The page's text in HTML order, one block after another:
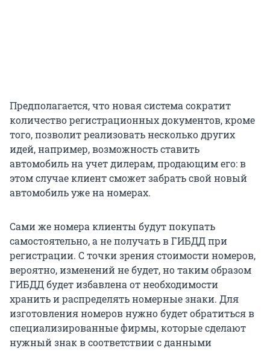
Предполагается, что новая система сократит
количество регистрационных документов, кроме
того, позволит реализовать несколько других
идей, например, возможность ставить
автомобиль на учет дилерам, продающим его: в
этом случае клиент сможет забрать свой новый
автомобиль уже на номерах.
Сами же номера клиенты будут покупать
самостоятельно, а не получать в ГИБДД при
регистрации. С точки зрения стоимости номеров,
вероятно, изменений не будет, но таким образом
ГИБДД будет избавлена от необходимости
хранить и распределять номерные знаки. Для
изготовления номеров нужно будет обратиться в
специализированные фирмы, которые сделают
нужный знак в соответствии с данными